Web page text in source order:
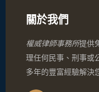
關於我們
權威律師事務所提供
理任何民事、刑事或
多年的豐富經驗解決